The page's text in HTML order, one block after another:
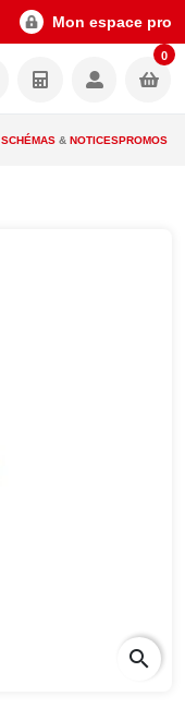
Mon espace pro
0
SCHÉMAS & NOTICESPROMOS
search